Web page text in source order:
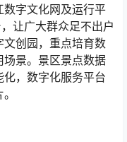
字文化网及运行平
让广大群众足不出户
创园，重点培育数
景。景区景点数据
，数字化服务平台